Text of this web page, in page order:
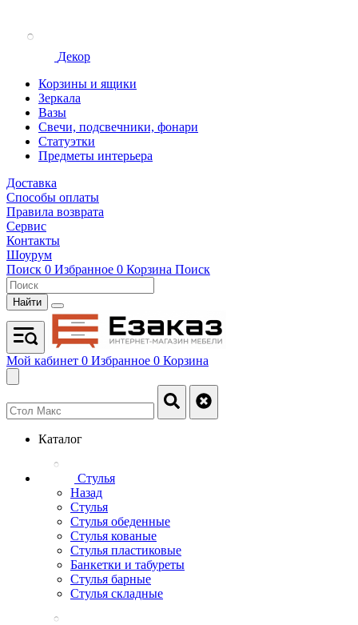
Декор
Корзины и ящики
Зеркала
Вазы
Свечи, подсвечники, фонари
Статуэтки
Предметы интерьера
Доставка
Способы оплаты
Правила возврата
Сервис
Контакты
Шоурум
Поиск 0 Избранное 0 Корзина Поиск
Найти
Мой кабинет 0 Избранное 0 Корзина
Каталог
Стулья
Назад
Стулья
Стулья обеденные
Стулья кованые
Стулья пластиковые
Банкетки и табуреты
Стулья барные
Стулья складные